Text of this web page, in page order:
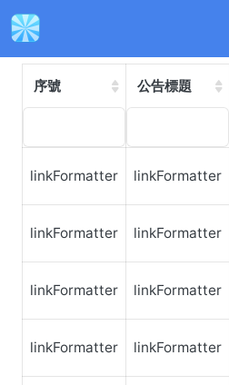
:::
輔具
序號 公告標題
linkFormatter linkFormatter
linkFormatter linkFormatter
linkFormatter linkFormatter
linkFormatter linkFormatter